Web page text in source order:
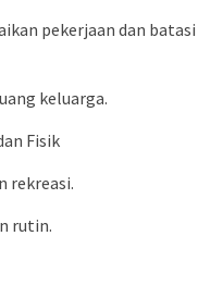
pekerjaan dan batasi
keluarga.
Fisik
rekreasi.
rutin.